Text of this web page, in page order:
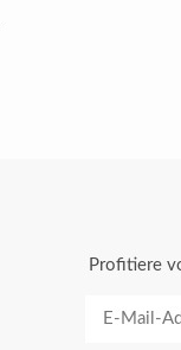
Profitiere